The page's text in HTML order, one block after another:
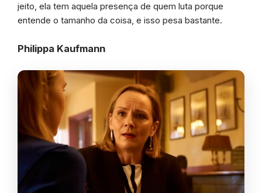
jeito, ela tem aquela presença de quem luta porque
entende o tamanho da coisa, e isso pesa bastante.
Philippa Kaufmann